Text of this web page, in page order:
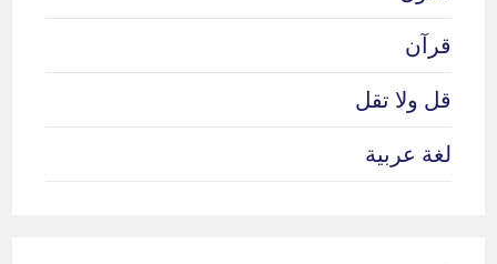
قرآن
قل ولا تقل
لغة عربية